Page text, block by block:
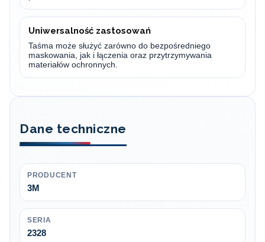
Uniwersalność zastosowań
Taśma może służyć zarówno do bezpośredniego
maskowania, jak i łączenia oraz przytrzymywania
materiałów ochronnych.
Dane techniczne
PRODUCENT
3M
SERIA
2328